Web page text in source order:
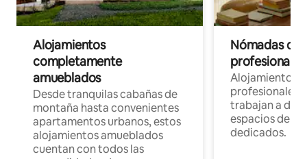
Alojamientos
completamente
amueblados
Desde tranquilas cabañas de
montaña hasta convenientes
apartamentos urbanos, estos
alojamientos amueblados
cuentan con todos las
Nómadas
Alojamientos
profesionales
trabajan a
espacios de
dedicados.